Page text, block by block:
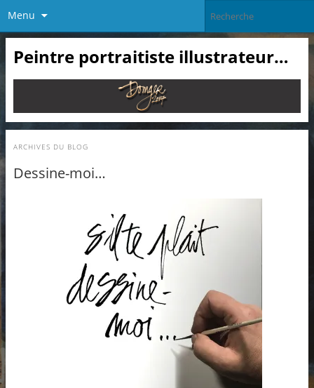
Menu
Peintre portraitiste illustrateur…
ARCHIVES DU BLOG
Dessine-moi…